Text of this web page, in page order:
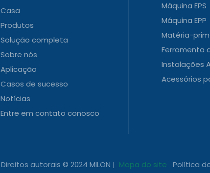
Casa
Produtos
Solução completa
Sobre nós
Aplicação
Casos de sucesso
Notícias
Entre em contato conosco
Máquina EPS
Máquina EPP
Matéria-
Ferramenta
Instalações
Acessórios
Direitos autorais © 2024 MILON | Mapa do site Política